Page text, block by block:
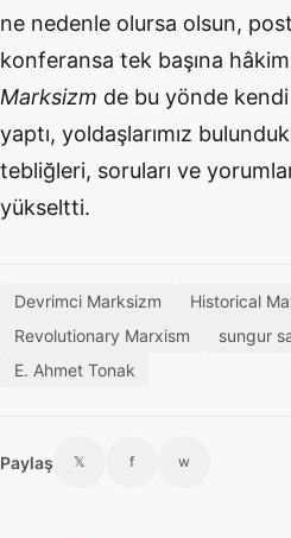
ne nedenle olursa olsun,
konferansa tek başına hâkim
Marksizm de bu yönde
yaptı, yoldaşlarımız
tebliğleri, soruları ve
yükseltti.
Devrimci Marksizm
Historical
Revolutionary Marxism
sungur
E. Ahmet Tonak
Paylaş 𝕏 f w